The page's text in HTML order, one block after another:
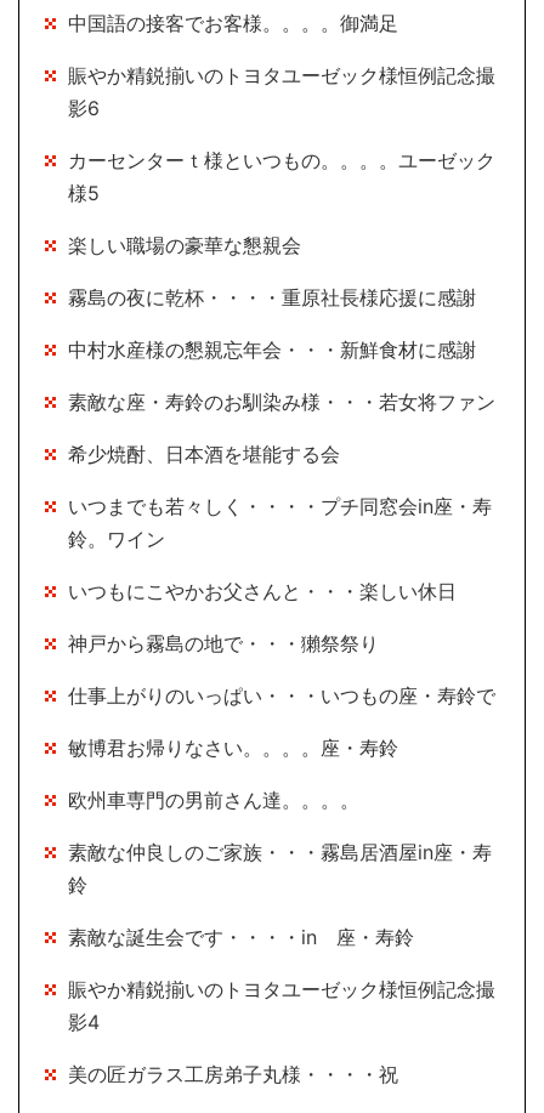
中国語の接客でお客様。。。。御満足
賑やか精鋭揃いのトヨタユーゼック様恒例記念撮
影6
カーセンターｔ様といつもの。。。。ユーゼック
様5
楽しい職場の豪華な懇親会
霧島の夜に乾杯・・・・重原社長様応援に感謝
中村水産様の懇親忘年会・・・新鮮食材に感謝
素敵な座・寿鈴のお馴染み様・・・若女将ファン
希少焼酎、日本酒を堪能する会
いつまでも若々しく・・・・プチ同窓会in座・寿
鈴。ワイン
いつもにこやかお父さんと・・・楽しい休日
神戸から霧島の地で・・・獺祭祭り
仕事上がりのいっぱい・・・いつもの座・寿鈴で
敏博君お帰りなさい。。。。座・寿鈴
欧州車専門の男前さん達。。。。
素敵な仲良しのご家族・・・霧島居酒屋in座・寿
鈴
素敵な誕生会です・・・・in 座・寿鈴
賑やか精鋭揃いのトヨタユーゼック様恒例記念撮
影4
美の匠ガラス工房弟子丸様・・・・祝